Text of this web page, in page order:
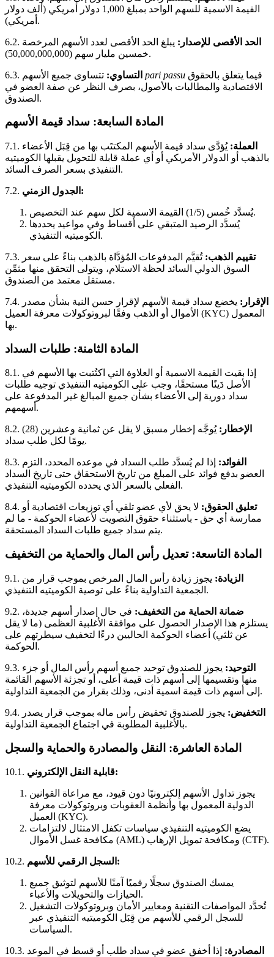
القيمة الاسمية للسهم الواحد بمبلغ 1,000 دولار أمريكي (ألف دولار
أمريكي).
6.2. الحد الأقصى للإصدار: يبلغ الحد الأقصى لعدد الأسهم المرخصة
خمسين مليار سهم (50,000,000,000).
6.3. التساوي: pari passu
الاقتصادية والمطالبات بالأصول، بصرف النظر عن صفة العضو في
الصندوق.
المادة السابعة: سداد قيمة الأسهم
7.1. العملة: يُؤدَّى سداد قيمة الأسهم المكتتَب بها من قِبَل الأعضاء
بالذهب أو الدولار الأمريكي أو أي عملة قابلة للتحويل يقبلها الكوميتيه
التنفيذي بسعر الصرف السائد.
7.2. الجدول الزمني:
يُسدَّد خُمس (1/5) القيمة الاسمية لكل سهم عند التخصيص.
يُسدَّد الرصيد المتبقي على أقساط وفي مواعيد يحددها
الكوميتيه التنفيذي.
7.3. تقييم الذهب: تُقيَّم المدفوعات المُؤدَّاة بالذهب بناءً على سعر
السوق الدولي السائد لحظة الاستلام، ويتولى التحقق منها مثمِّن
مستقل معتمد من الصندوق.
7.4. الإقرار: يخضع سداد قيمة الأسهم لإقرار حسن النية بشأن مصدر
الأموال أو الذهب وفقًا لبروتوكولات معرفة العميل (KYC) المعمول
بها.
المادة الثامنة: طلبات السداد
8.1.
الأصل دَينًا مستحقًا، وجب على الكوميتيه التنفيذي توجيه طلبات
سداد دورية إلى الأعضاء بشأن جميع المبالغ غير المدفوعة على
أسهمهم.
8.2. الإخطار:
يُوجَّه إخطار مسبق لا يقل عن ثمانية وعشرين (28)
يومًا لكل طلب سداد.
8.3. الفوائد: إذا لم يُسدَّد طلب السداد في موعده المحدد، التزم
العضو بدفع فوائد على المبلغ من تاريخ الاستحقاق حتى تاريخ السداد
الفعلي بالسعر الذي يحدده الكوميتيه التنفيذي.
8.4. تعليق الحقوق: لا يحق لأي عضو تلقي أي توزيعات اقتصادية أو
ممارسة أي حق - باستثناء حقوق التصويت لأعضاء الحوكمة - ما لم
يتم سداد جميع طلبات السداد المستحقة.
المادة التاسعة: تعديل رأس المال والحماية من التخفيف
9.1. الزيادة: يجوز زيادة رأس المال المرخص بموجب قرار من
الجمعية التداولية بناءً على توصية الكوميتيه التنفيذي.
9.2. ضمانة الحماية من التخفيف: في حال إصدار أسهم جديدة،
يستلزم هذا الإصدار الحصول على موافقة الأغلبية العظمى (ما لا يقل
عن ثلثي) أعضاء الحوكمة الحاليين درءًا لتخفيف سيطرتهم على
الحوكمة.
9.3. التوحيد: يجوز للصندوق توحيد جميع أسهم رأس المال أو جزء
منها وتقسيمها إلى أسهم ذات قيمة أعلى، أو تجزئة الأسهم القائمة
إلى أسهم ذات قيمة اسمية أدنى، وذلك بقرار من الجمعية التداولية.
9.4. التخفيض: يجوز للصندوق تخفيض رأس ماله بموجب قرار يصدر
بالأغلبية المطلوبة في اجتماع الجمعية التداولية.
المادة العاشرة: النقل والمصادرة والحماية والسجل
10.1. قابلية النقل الإلكتروني:
يجوز تداول الأسهم إلكترونيًا دون قيود، مع مراعاة القوانين
الدولية المعمول بها وأنظمة العقوبات وبروتوكولات معرفة
العميل (KYC).
يضع الكوميتيه التنفيذي سياسات تكفل الامتثال لالتزامات
مكافحة غسل الأموال (AML) ومكافحة تمويل الإرهاب (CTF).
10.2. السجل الرقمي للأسهم:
يمسك الصندوق سجلًا رقميًا آمنًا للأسهم لتوثيق جميع
الحيازات والتحويلات والأعباء.
تُحدَّد المواصفات التقنية ومعايير الأمان وبروتوكولات التشغيل
للسجل الرقمي للأسهم من قِبَل الكوميتيه التنفيذي عبر
السياسات.
10.3. المصادرة: إذا أخفق عضو في سداد طلب أو قسط في الموعد